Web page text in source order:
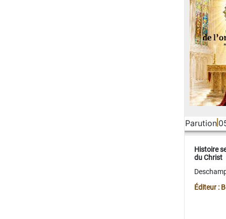
Parution
Histoire
du Christ
Éditeur :